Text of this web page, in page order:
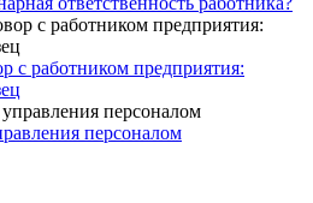
с работником предприятия:
персоналом